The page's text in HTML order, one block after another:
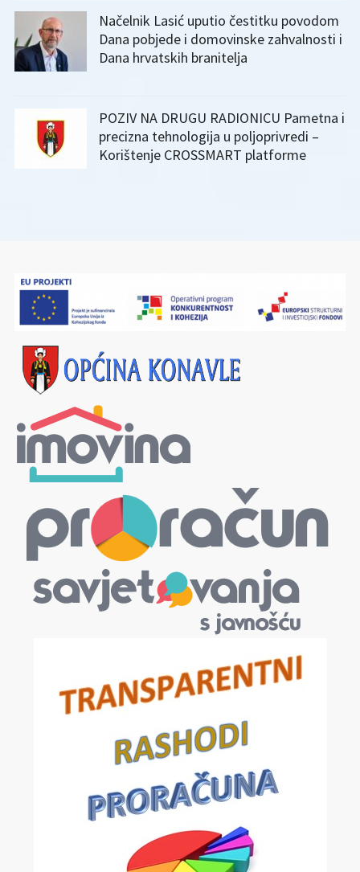
Načelnik Lasić uputio čestitku povodom
Dana pobjede i domovinske zahvalnosti i
Dana hrvatskih branitelja
POZIV NA DRUGU RADIONICU Pametna i
precizna tehnologija u poljoprivredi –
Korištenje CROSSMART platforme